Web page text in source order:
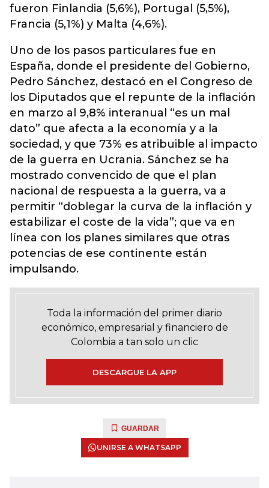
fueron Finlandia (5,6%), Portugal (5,5%),
Francia (5,1%) y Malta (4,6%).
Uno de los pasos particulares fue en
España, donde el presidente del Gobierno,
Pedro Sánchez, destacó en el Congreso de
los Diputados que el repunte de la inflación
en marzo al 9,8% interanual “es un mal
dato” que afecta a la economía y a la
sociedad, y que 73% es atribuible al impacto
de la guerra en Ucrania. Sánchez se ha
mostrado convencido de que el plan
nacional de respuesta a la guerra, va a
permitir “doblegar la curva de la inflación y
estabilizar el coste de la vida”; que va en
línea con los planes similares que otras
potencias de ese continente están
impulsando.
Toda la información del primer diario
económico, empresarial y financiero de
Colombia a tan solo un clic
DESCARGUE LA APP
GUARDAR
UNIRSE A WHATSAPP